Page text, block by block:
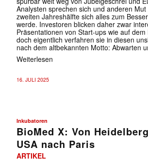
Analysten sprechen sich und anderen
zweiten Jahreshälfte sich alles zum
werde. Investoren blicken daher zwar
Präsentationen von Start-ups wie auf dem
doch eigentlich verfahren sie in diesen
nach dem altbekannten Motto: Abwarten
Weiterlesen
16. JULI 2025
Inkubatoren
BioMed X: Von
USA nach Paris
ARTIKEL